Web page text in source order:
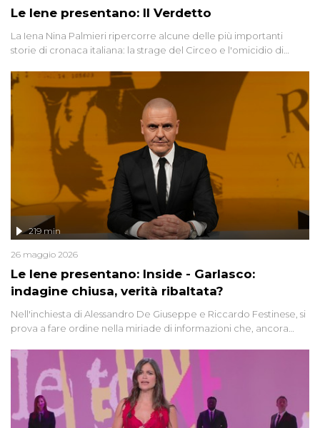
Le Iene presentano: Il Verdetto
La Iena Nina Palmieri ripercorre alcune delle più importanti
storie di cronaca italiana: la strage del Circeo e l'omicidio di
Le Iene presentano: Inside - Garlasco:
indagine chiusa, verità ribaltata?
219 min
26 maggio 2026
Nell'inchiesta di Alessandro De Giuseppe e Riccardo Festinese, si
prova a fare ordine nella miriade di informazioni che, ancora
giudiziarie più discusse degli ultimi anni. Lo speciale ricostruisce la
vicenda mettendo in fila testimonianze, errori, dettagli
controversi e i protagonisti di un'indagine che sembra non avere
fine.